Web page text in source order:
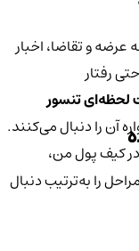
و تقاضا، اخبار
رفتار
تنسور
آن را دنبال می‌کنند.
کیف پول من،
را به‌ترتیب دنبال